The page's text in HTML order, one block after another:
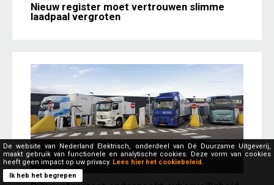
Nieuw register moet vertrouwen slimme
laadpaal vergroten
De website van Nederland Elektrisch, onderdeel van Dé Duurzame Uitgeverij,
maakt gebruik van functionele en analytische cookies. Deze vorm van cookies
heeft geen impact op uw privacy. Lees hier het cookiebeleid.
Ik heb het begrepen